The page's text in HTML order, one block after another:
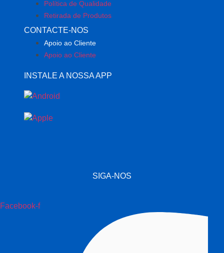
Política de Qualidade
Retirada de Produtos
CONTACTE-NOS
Apoio ao Cliente
Apoio ao Cliente
INSTALE A NOSSA APP
SIGA-NOS
Facebook-f